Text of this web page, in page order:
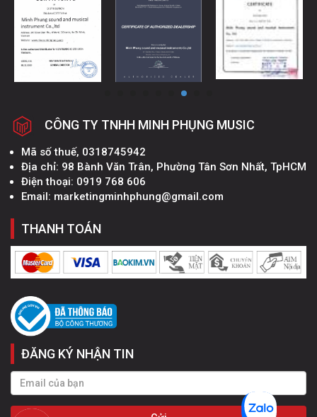
CÔNG TY TNHH MINH PHỤNG MUSIC
Mã số thuế, 0318745942
Địa chỉ: 98 Bành Văn Trân, Phường Tân Sơn Nhất, TpHCM
Điện thoại: 0919 768 606
Email: marketingminhphung@gmail.com
THANH TOÁN
ĐĂNG KÝ NHẬN TIN